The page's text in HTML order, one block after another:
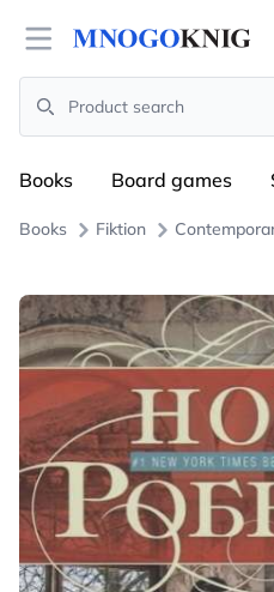
Open menu
Search
Books Board games
Books Fiktion